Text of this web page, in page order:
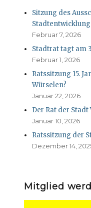
Sitzung des
Stadtentwicklung
Februar 7, 2026
Stadtrat tagt am
Februar 1, 2026
Ratssitzung 15.
Würselen?
Januar 22, 2026
Der Rat der
Januar 10, 2026
Ratssitzung der
Dezember 14,
Mitglied